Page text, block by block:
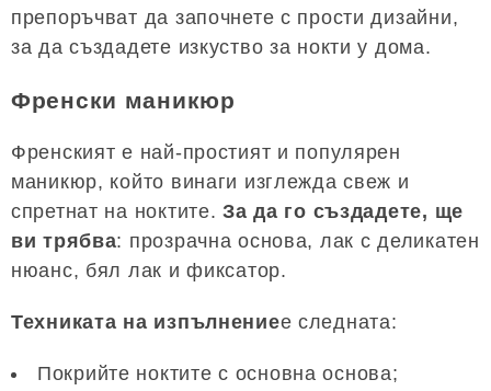
препоръчват да започнете с прости дизайни,
за да създадете изкуство за нокти у дома.
Френски маникюр
Френският е най-простият и популярен
маникюр, който винаги изглежда свеж и
спретнат на ноктите.За да го създадете, ще
ви трябва: прозрачна основа, лак с деликатен
нюанс, бял лак и фиксатор.
Техниката на изпълнениее следната:
Покрийте ноктите с основна основа;